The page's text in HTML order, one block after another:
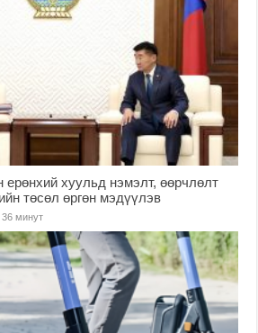
ерөнхий хуульд нэмэлт, өөрчлөлт
төсөл өргөн мэдүүлэв
36 минут